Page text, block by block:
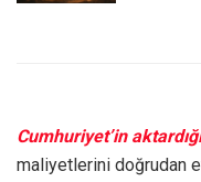
Cumhuriyet’in
maliyetlerini doğrudan